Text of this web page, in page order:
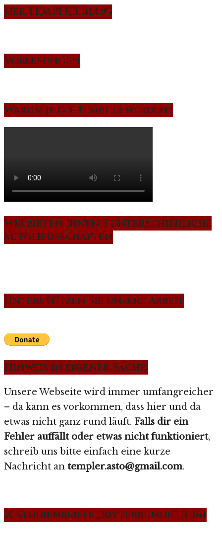
Der TEMPLER BLOG
Vorlesungen
Warum jetzt Templer werden?
Wir bieten Ihnen 3 unterschiedliche
Mitgliedsschaften
Unterstützen Sie unsere Arbeit
Hinweis in eigener Sache:
Unsere Webseite wird immer umfangreicher
– da kann es vorkommen, dass hier und da
etwas nicht ganz rund läuft. Falls dir ein
Fehler auffällt oder etwas nicht funktioniert,
schreib uns bitte einfach eine kurze
Nachricht an templer.asto@gmail.com.
⚔️ Studienbriefe „Ritterrunde“ (1-16)